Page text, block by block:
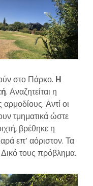
στο Πάρκο. Η
. Αναζητείται η
Αντί οι
τμηματικά ώστε
βρέθηκε η
επ’ αόριστον. Τα
Δικό τους πρόβλημα.